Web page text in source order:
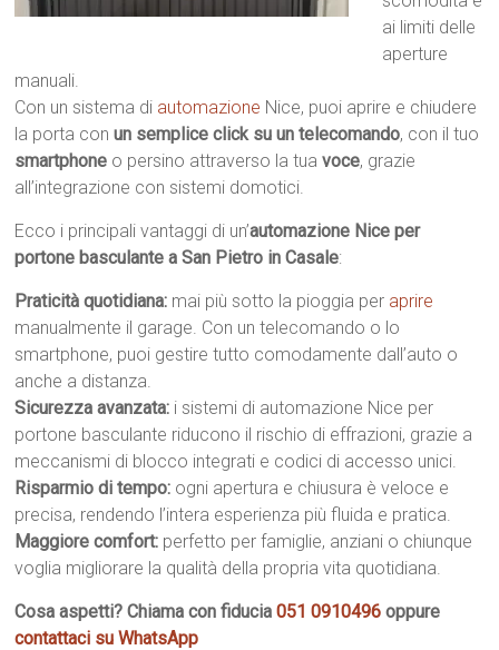
ai limiti delle
aperture
manuali.
Con un sistema di automazione Nice, puoi aprire e chiudere
la porta conun semplice click su un telecomando, con il tuo
smartphone o persino attraverso la tuavoce, grazie
all’integrazione con sistemi domotici.
Ecco i principali vantaggi di un’automazione Nice per
portone basculante a San Pietro in Casale:
Praticità quotidiana: mai più sotto la pioggia per aprire
manualmente il garage. Con un telecomando o lo
smartphone, puoi gestire tutto comodamente dall’auto o
anche a distanza.
Sicurezza avanzata: i sistemi di automazione Nice per
portone basculante riducono il rischio di effrazioni, grazie a
meccanismi di blocco integrati e codici di accesso unici.
Risparmio di tempo: ogni apertura e chiusura è veloce e
precisa, rendendo l’intera esperienza più fluida e pratica.
Maggiore comfort: perfetto per famiglie, anziani o chiunque
voglia migliorare la qualità della propria vita quotidiana.
Cosa aspetti? Chiama con fiducia051 0910496 oppure
contattaci su WhatsApp